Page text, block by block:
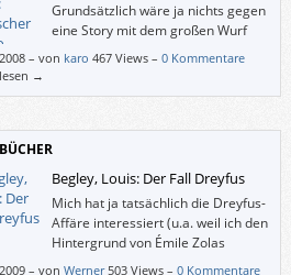
Grundsätzlich wäre ja nichts gegen
eine Story mit dem großen Wurf
einer weltumspannenden
zu sagen.
– von karo 467 Views – 0 Kommentare
→
Begley, Louis: Der Fall Dreyfus
Mich hat ja tatsächlich die Dreyfus-
Affäre interessiert (u.a. weil ich den
Hintergrund von Émile Zolas
„J’accuse…!“ in Erfahrung bringen
– von Werner 503 Views – 0 Kommentare